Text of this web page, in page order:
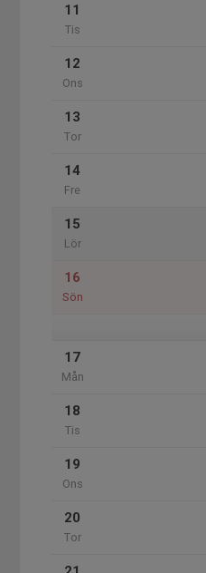
11
Tis
12
Ons
13
Tor
14
Fre
15
Lör
16
Sön
17
Mån
18
Tis
19
Ons
20
Tor